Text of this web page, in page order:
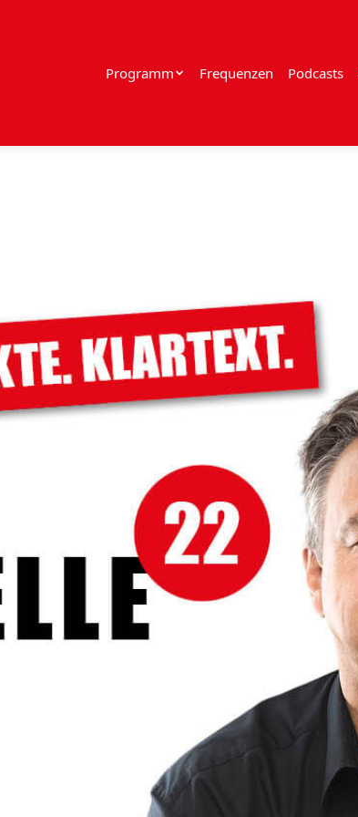
Programm Frequenzen Podcasts